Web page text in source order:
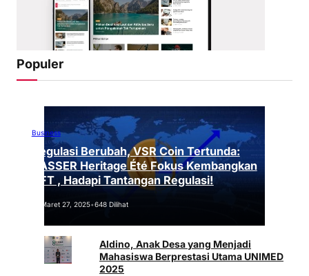
Populer
Business
Regulasi Berubah, VSR Coin Tertunda:
VASSER Heritage Été Fokus Kembangkan
NFT , Hadapi Tantangan Regulasi!
Maret 27, 2025•648 Dilihat
Aldino, Anak Desa yang Menjadi
Mahasiswa Berprestasi Utama UNIMED
2025